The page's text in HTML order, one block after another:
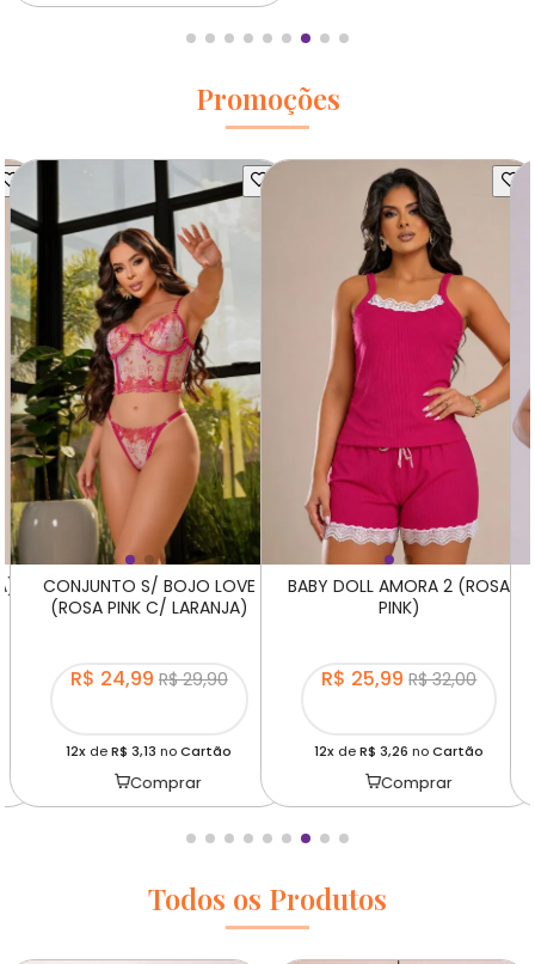
Promoções
CONJUNTO S/ BOJO LOVE
(ROSA PINK C/ LARANJA)
R$ 24,99 R$ 29,90
12x deR$ 3,13 noCartão
Comprar
BABY DOLL AMORA 2 (ROSA
PINK)
R$ 25,99R$ 32,00
12x deR$ 3,26 noCartão
Comprar
Todos os Produtos